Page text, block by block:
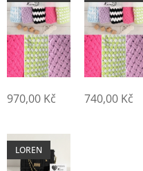
970,00 Kč 740,00 Kč
LOREN